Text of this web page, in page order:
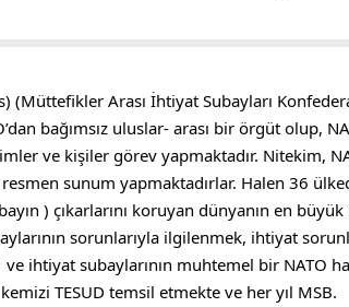
(Müttefikler Arası İhtiyat Subayları
bağımsız uluslar- arası bir örgüt olup,
ve kişiler görev yapmaktadır. Nitekim,
sunum yapmaktadırlar. Halen 36
) çıkarlarını koruyan dünyanın en
sorunlarıyla ilgilenmek, ihtiyat
ihtiyat subaylarının muhtemel bir NATO
TESUD temsil etmekte ve her yıl MSB.